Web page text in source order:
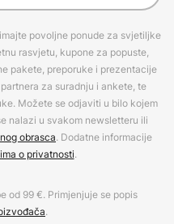
povoljne ponude za svjetiljke
rasvjetu, kupone za popuste,
pakete, preporuke i prezentacije
za suradnju i ankete, te
Možete se odjaviti u bilo kojem
nalazi u svakom newsletteru ili
obrasca. Dodatne informacije
o privatnosti.
od 99 €. Primjenjuje se popis
.